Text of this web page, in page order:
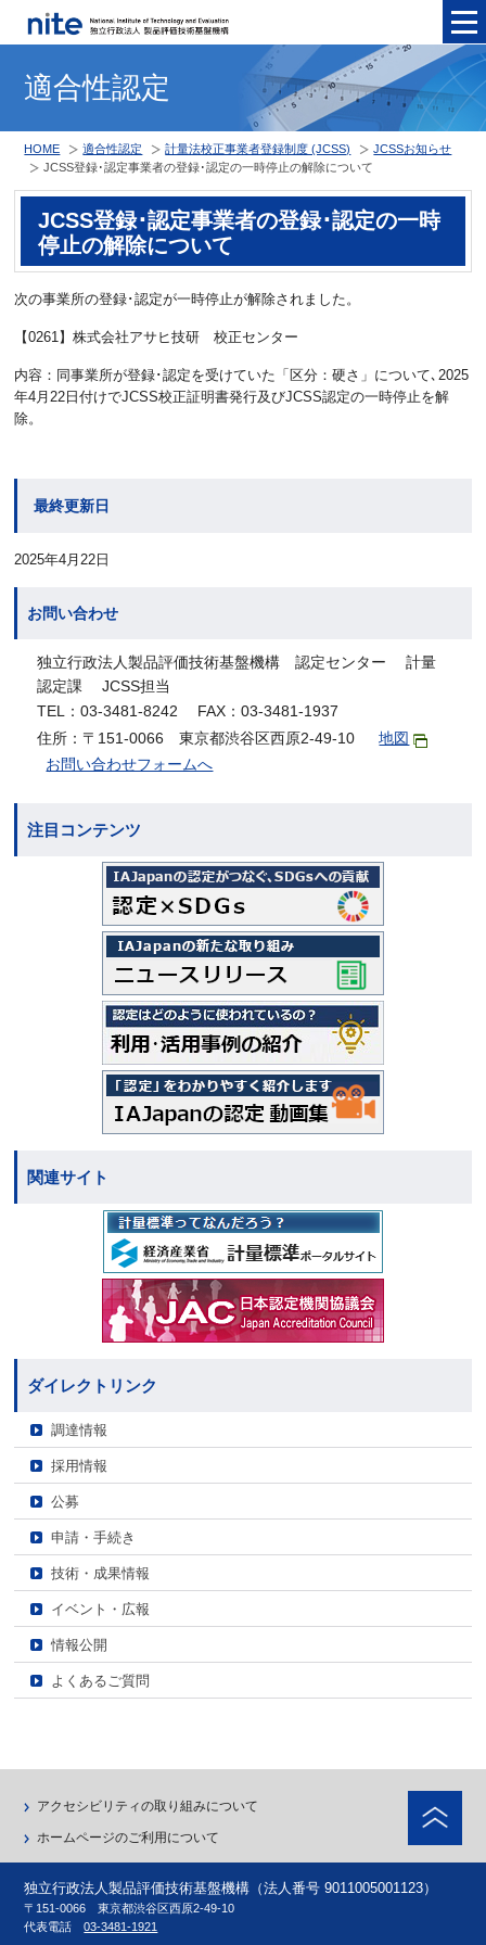
適合性認定
HOME 適合性認定 計量法校正事業者登録制度 (JCSS)
JCSSお知らせ
JCSS登録･認定事業者の登録･認定の一時停止の解除について
JCSS登録･認定事業者の登録･認定の一時
停止の解除について
次の事業所の登録･認定が一時停止が解除されました。
【0261】株式会社アサヒ技研 校正センター
内容：同事業所が登録･認定を受けていた「区分：硬さ」について､2025
年4月22日付けでJCSS校正証明書発行及びJCSS認定の一時停止を解
除。
最終更新日
2025年4月22日
お問い合わせ
独立行政法人製品評価技術基盤機構 認定センター 計量
認定課 JCSS担当
TEL：03-3481-8242 FAX：03-3481-1937
住所：〒151-0066 東京都渋谷区西原2-49-10
地図
お問い合わせフォームへ
注目コンテンツ
関連サイト
ダイレクトリンク
調達情報
採用情報
公募
申請・手続き
技術・成果情報
イベント・広報
情報公開
よくあるご質問
アクセシビリティの取り組みについて
ホームページのご利用について
独立行政法人製品評価技術基盤機構（法人番号 9011005001123）
〒151-0066 東京都渋谷区西原2-49-10
代表電話03-3481-1921